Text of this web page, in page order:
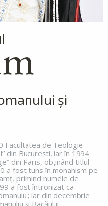
cele...
Sfintei Icoane a
de pe
(Tolgska)
sfântul s-a trezit și a
întreg ținutul. Aceasta
de foc de pe
Apostolul zilei
Domnul nostru Iisus
Duhului Sfânt, ca
în rugăciuni către
și
Facultatea de Teologie
din Bucureşti, iar în 1994
din Paris, obţinând titlul
a fost tuns în monahism pe
primind numele de
a fost întronizat ca
iar din decembrie
și Bacăului.